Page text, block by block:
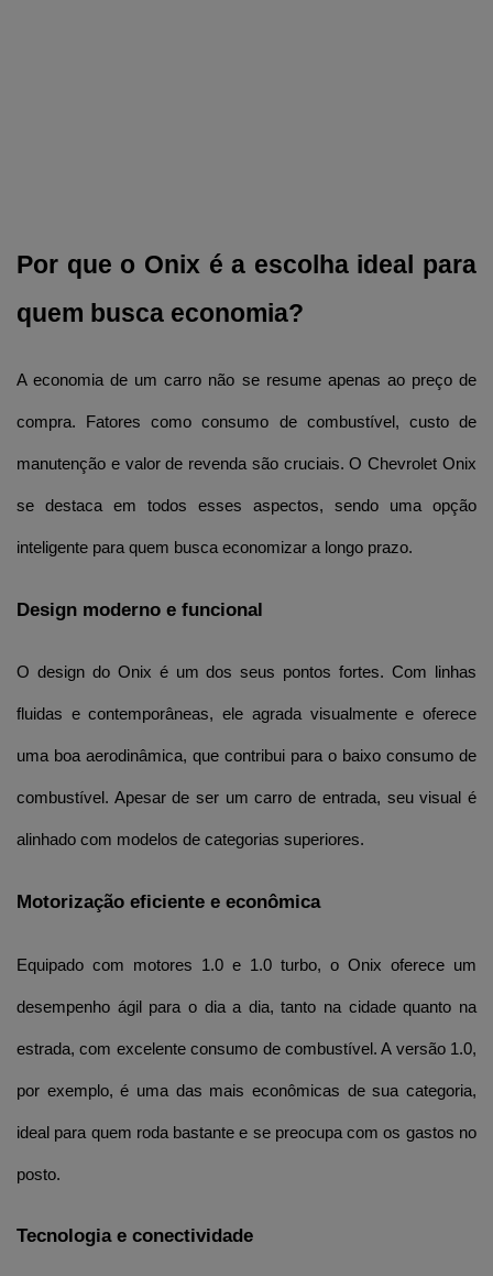
Por que o Onix é a escolha ideal para
quem busca economia?
A economia de um carro não se resume apenas ao preço de
compra. Fatores como consumo de combustível, custo de
manutenção e valor de revenda são cruciais. O Chevrolet Onix
se destaca em todos esses aspectos, sendo uma opção
inteligente para quem busca economizar a longo prazo.
Design moderno e funcional
O design do Onix é um dos seus pontos fortes. Com linhas
fluidas e contemporâneas, ele agrada visualmente e oferece
uma boa aerodinâmica, que contribui para o baixo consumo de
combustível. Apesar de ser um carro de entrada, seu visual é
alinhado com modelos de categorias superiores.
Motorização eficiente e econômica
Equipado com motores 1.0 e 1.0 turbo, o Onix oferece um
desempenho ágil para o dia a dia, tanto na cidade quanto na
estrada, com excelente consumo de combustível. A versão 1.0,
por exemplo, é uma das mais econômicas de sua categoria,
ideal para quem roda bastante e se preocupa com os gastos no
posto.
Tecnologia e conectividade